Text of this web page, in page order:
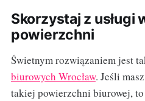
Skorzystaj z usługi
powierzchni
Świetnym rozwiązaniem jest
biurowych Wrocław. Jeśli
takiej powierzchni biurowej, to